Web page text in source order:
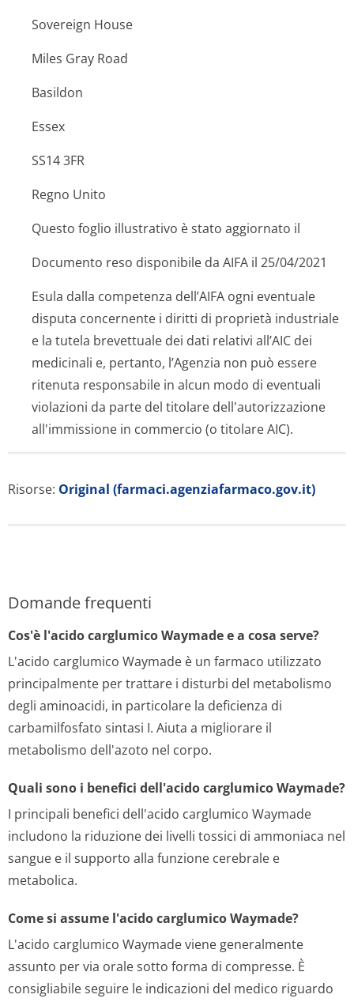
Sovereign House
Miles Gray Road
Basildon
Essex
SS14 3FR
Regno Unito
Questo foglio illustrativo è stato aggiornato il
Documento reso disponibile da AIFA il 25/04/2021
Esula dalla competenza dell’AIFA ogni eventuale
disputa concernente i diritti di proprietà industriale
e la tutela brevettuale dei dati relativi all’AIC dei
medicinali e, pertanto, l’Agenzia non può essere
ritenuta responsabile in alcun modo di eventuali
violazioni da parte del titolare dell'autorizzazione
all'immissione in commercio (o titolare AIC).
Risorse: Original (farmaci.agenziafarmaco.gov.it)
Domande frequenti
Cos'è l'acido carglumico Waymade e a cosa serve?
L'acido carglumico Waymade è un farmaco utilizzato
principalmente per trattare i disturbi del metabolismo
degli aminoacidi, in particolare la deficienza di
carbamilfosfato sintasi I. Aiuta a migliorare il
metabolismo dell'azoto nel corpo.
Quali sono i benefici dell'acido carglumico Waymade?
I principali benefici dell'acido carglumico Waymade
includono la riduzione dei livelli tossici di ammoniaca nel
sangue e il supporto alla funzione cerebrale e
metabolica.
Come si assume l'acido carglumico Waymade?
L'acido carglumico Waymade viene generalmente
assunto per via orale sotto forma di compresse. È
consigliabile seguire le indicazioni del medico riguardo